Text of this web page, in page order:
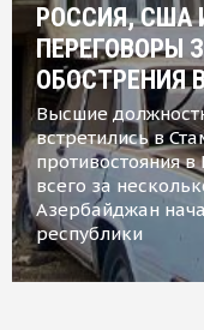
РОССИЯ, США
ПЕРЕГОВОРЫ
ОБОСТРЕНИЯ
Высшие
встретились в
противостояния
всего за
Азербайджан
республики